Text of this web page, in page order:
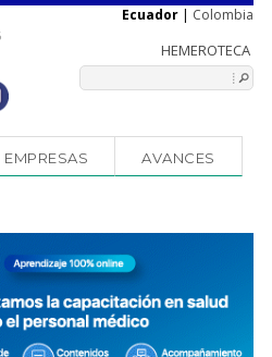
Ecuador | Colombia
EMPRESAS AVANCES